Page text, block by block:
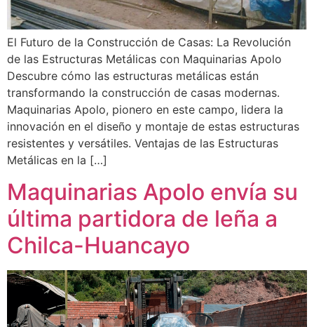
El Futuro de la Construcción de Casas: La Revolución
de las Estructuras Metálicas con Maquinarias Apolo
Descubre cómo las estructuras metálicas están
transformando la construcción de casas modernas.
Maquinarias Apolo, pionero en este campo, lidera la
innovación en el diseño y montaje de estas estructuras
resistentes y versátiles. Ventajas de las Estructuras
Metálicas en la […]
Maquinarias Apolo envía su
última partidora de leña a
Chilca-Huancayo